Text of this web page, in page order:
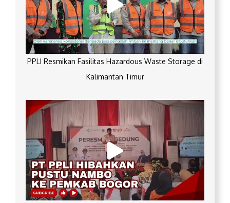
PPLI Resmikan Fasilitas Hazardous Waste Storage di
Kalimantan Timur